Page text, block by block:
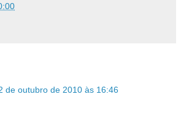
de outubro de 2010 às 16:46